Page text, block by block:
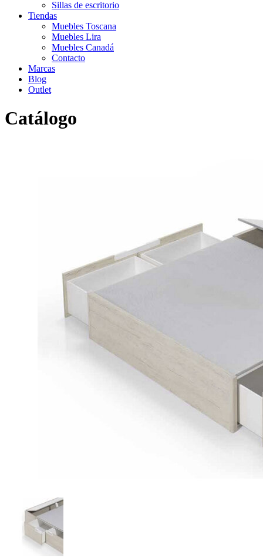
Sillas de escritorio
Tiendas
Muebles Toscana
Muebles Lira
Muebles Canadá
Contacto
Marcas
Blog
Outlet
Catálogo